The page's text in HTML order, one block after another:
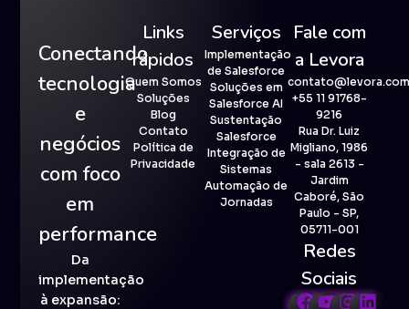
Conectando
tecnologia
e
negócios
com foco
em
performance
Da
implementação
à expansão:
Links
rápidos
Quem Somos
Soluções
Blog
Contato
Política de
Privacidade
Serviços
Implementação
de Salesforce
Soluções em
Salesforce AI
Sustentação
Salesforce
Integração de
Sistemas
Automação de
Jornadas
Fale com
a Levora
+55 11 91768-
9216
Rua Dr. Luiz
Migliano, 1986
- sala 2613 -
Jardim
Caboré, São
Paulo - SP,
05711-001
Redes
Sociais